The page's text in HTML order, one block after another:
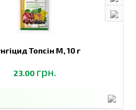
Топсін М,10 г
23.00 грн.